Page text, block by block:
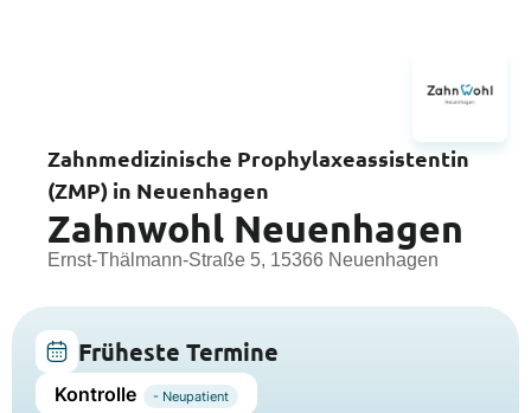
Zahnmedizinische Prophylaxeassistentin
(ZMP) in Neuenhagen
Zahnwohl Neuenhagen
Ernst-Thälmann-Straße 5, 15366 Neuenhagen
Früheste Termine
Kontrolle - Neupatient